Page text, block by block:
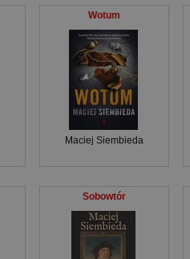
Wotum
Maciej Siembieda
Sobowtór